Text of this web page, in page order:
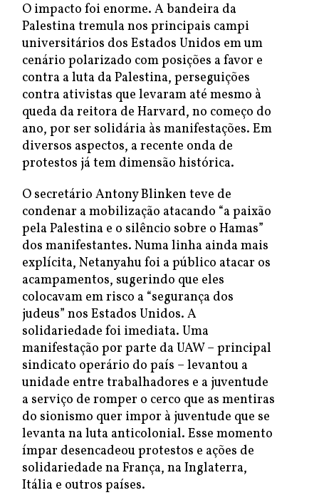
O impacto foi enorme. A bandeira da
Palestina tremula nos principais campi
universitários dos Estados Unidos em um
cenário polarizado com posições a favor e
contra a luta da Palestina, perseguições
contra ativistas que levaram até mesmo à
queda da reitora de Harvard, no começo do
ano, por ser solidária às manifestações. Em
diversos aspectos, a recente onda de
protestos já tem dimensão histórica.
O secretário Antony Blinken teve de
condenar a mobilização atacando “a paixão
pela Palestina e o silêncio sobre o Hamas”
dos manifestantes. Numa linha ainda mais
explícita, Netanyahu foi a público atacar os
acampamentos, sugerindo que eles
colocavam em risco a “segurança dos
judeus” nos Estados Unidos. A
solidariedade foi imediata. Uma
manifestação por parte da UAW – principal
sindicato operário do país – levantou a
unidade entre trabalhadores e a juventude
a serviço de romper o cerco que as mentiras
do sionismo quer impor à juventude que se
levanta na luta anticolonial. Esse momento
ímpar desencadeou protestos e ações de
solidariedade na França, na Inglaterra,
Itália e outros países.